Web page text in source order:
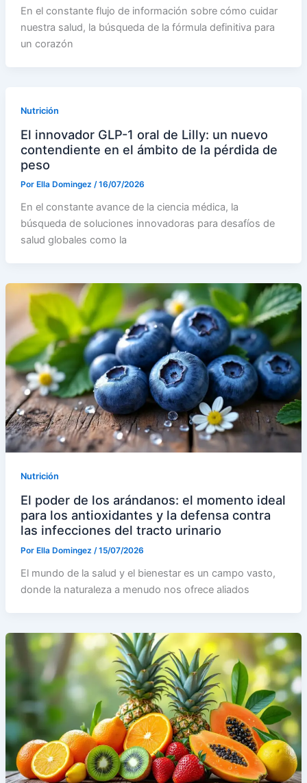
En el constante flujo de información sobre cómo cuidar
nuestra salud, la búsqueda de la fórmula definitiva para
un corazón
Nutrición
El innovador GLP-1 oral de Lilly: un nuevo
contendiente en el ámbito de la pérdida de
peso
Por Ella Domingez /16/07/2026
En el constante avance de la ciencia médica, la
búsqueda de soluciones innovadoras para desafíos de
salud globales como la
Nutrición
El poder de los arándanos: el momento ideal
para los antioxidantes y la defensa contra
las infecciones del tracto urinario
Por Ella Domingez /15/07/2026
El mundo de la salud y el bienestar es un campo vasto,
donde la naturaleza a menudo nos ofrece aliados